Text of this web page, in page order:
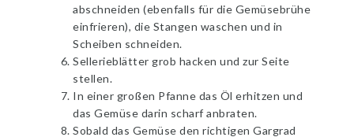
abschneiden (ebenfalls für die Gemüsebrühe
einfrieren), die Stangen waschen und in
Scheiben schneiden.
Sellerieblätter grob hacken und zur Seite
stellen.
In einer großen Pfanne das Öl erhitzen und
das Gemüse darin scharf anbraten.
Sobald das Gemüse den richtigen Gargrad